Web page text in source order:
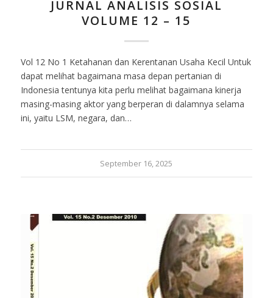
JURNAL ANALISIS SOSIAL
VOLUME 12 – 15
Vol 12 No 1 Ketahanan dan Kerentanan Usaha Kecil Untuk
dapat melihat bagaimana masa depan pertanian di
Indonesia tentunya kita perlu melihat bagaimana kinerja
masing-masing aktor yang berperan di dalamnya selama
ini, yaitu LSM, negara, dan…
September 16, 2025